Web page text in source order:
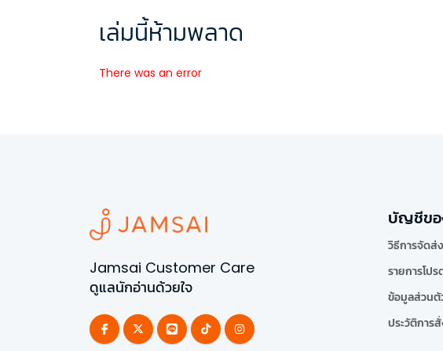
เล่มนี้ห้ามพลาด
There was an error
Jamsai Customer Care
ดูแลนักอ่านด้วยใจ
บัญชีข
วิธีการจัดส่
รายการโปร
ข้อมูลส่วนตั
ประวัติการ